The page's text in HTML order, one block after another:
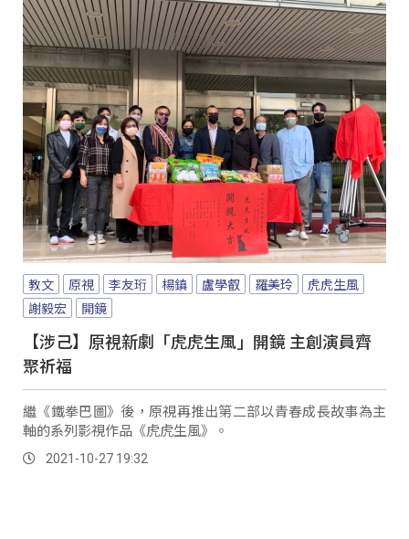
教文 原視 李友珩 楊鎮 盧學叡 羅美玲
虎虎生風
謝毅宏
開鏡
【涉己】原視新劇「虎虎生風」開鏡 主創演員齊
聚祈福
繼《鐵拳巴圖》後，原視再推出第二部以青春成長故事為主
軸的系列影視作品《虎虎生風》。
2021-10-27 19:32